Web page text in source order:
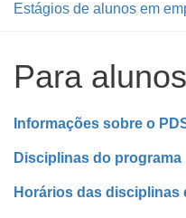
Estágios de alunos em
Para
Informações sobre o
Disciplinas do programa
Horários das disciplinas